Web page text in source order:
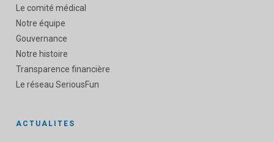
Le comité médical
Notre équipe
Gouvernance
Notre histoire
Transparence financière
Le réseau SeriousFun
ACTUALITES